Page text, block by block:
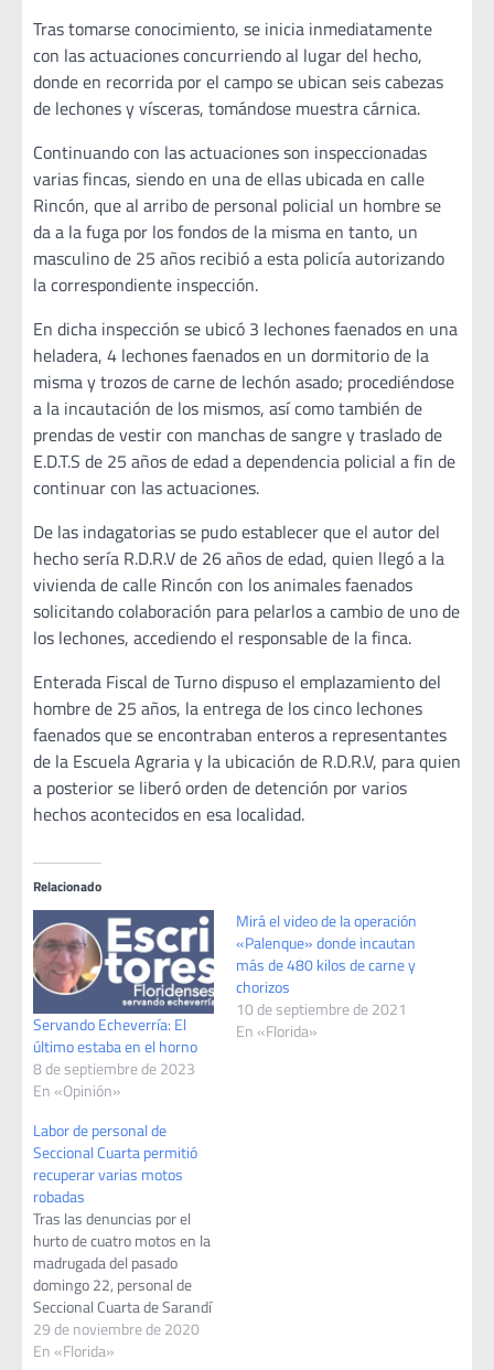
Tras tomarse conocimiento, se inicia inmediatamente
con las actuaciones concurriendo al lugar del hecho,
donde en recorrida por el campo se ubican seis cabezas
de lechones y vísceras, tomándose muestra cárnica.
Continuando con las actuaciones son inspeccionadas
varias fincas, siendo en una de ellas ubicada en calle
Rincón, que al arribo de personal policial un hombre se
da a la fuga por los fondos de la misma en tanto, un
masculino de 25 años recibió a esta policía autorizando
la correspondiente inspección.
En dicha inspección se ubicó 3 lechones faenados en una
heladera, 4 lechones faenados en un dormitorio de la
misma y trozos de carne de lechón asado; procediéndose
a la incautación de los mismos, así como también de
prendas de vestir con manchas de sangre y traslado de
E.D.T.S de 25 años de edad a dependencia policial a fin de
continuar con las actuaciones.
De las indagatorias se pudo establecer que el autor del
hecho sería R.D.R.V de 26 años de edad, quien llegó a la
vivienda de calle Rincón con los animales faenados
solicitando colaboración para pelarlos a cambio de uno de
los lechones, accediendo el responsable de la finca.
Enterada Fiscal de Turno dispuso el emplazamiento del
hombre de 25 años, la entrega de los cinco lechones
faenados que se encontraban enteros a representantes
de la Escuela Agraria y la ubicación de R.D.R.V, para quien
a posterior se liberó orden de detención por varios
hechos acontecidos en esa localidad.
Relacionado
Servando Echeverría: El
último estaba en el horno
8 de septiembre de 2023
En «Opinión»
Mirá el video de la operación
«Palenque» donde incautan
más de 480 kilos de carne y
chorizos
10 de septiembre de 2021
En «Florida»
Labor de personal de
Seccional Cuarta permitió
recuperar varias motos
robadas
Tras las denuncias por el
hurto de cuatro motos en la
madrugada del pasado
domingo 22, personal de
Seccional Cuarta de Sarandí
Grande realizaron trabajos
de investigación y vigilancia
29 de noviembre de 2020
En «Florida»